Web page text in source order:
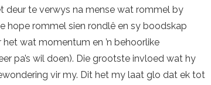
deur te verwys na mense wat rommel by
hope rommel sien rondlê en sy boodskap
wat momentum en ’n behoorlike
pa’s wil doen). Die grootste invloed wat hy
vir my. Dit het my laat glo dat ek tot